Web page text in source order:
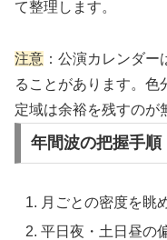
て整理します。
注意 ：公演カレンダ
ることがあります。色
定域は余裕を残すのが
年間波の把握手順
月ごとの密度を眺
平日夜・土日昼の